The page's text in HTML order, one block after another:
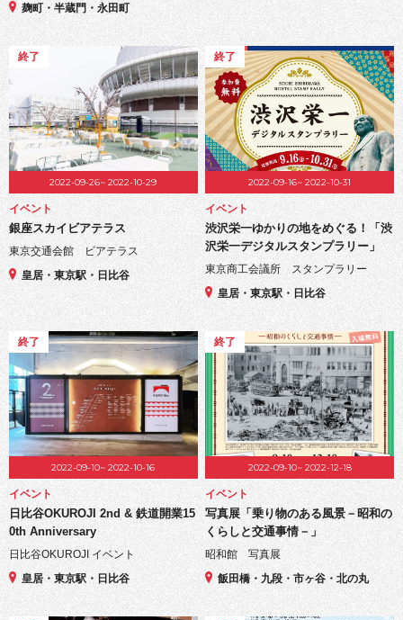
麹町・半蔵門・永田町
終了
2022-09-26~ 2022-10-29
イベント
銀座スカイビアテラス
東京交通会館 ビアテラス
皇居・東京駅・日比谷
終了
2022-09-16~ 2022-10-31
イベント
渋沢栄一ゆかりの地をめぐる！「渋
沢栄一デジタルスタンプラリー」
東京商工会議所 スタンプラリー
皇居・東京駅・日比谷
終了
2022-09-10~ 2022-10-16
イベント
日比谷OKUROJI 2nd & 鉄道開業15
0th Anniversary
日比谷OKUROJI イベント
皇居・東京駅・日比谷
終了
2022-09-10~ 2022-12-18
イベント
写真展「乗り物のある風景－昭和の
くらしと交通事情－」
昭和館 写真展
飯田橋・九段・市ヶ谷・北の丸